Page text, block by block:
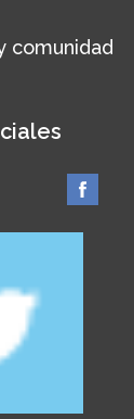
comunidad